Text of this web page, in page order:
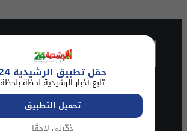
حمّل تطبيق الرشيدية 24
تابع أخبار الرشيدية لحظة بلحظة
تحميل التطبيق